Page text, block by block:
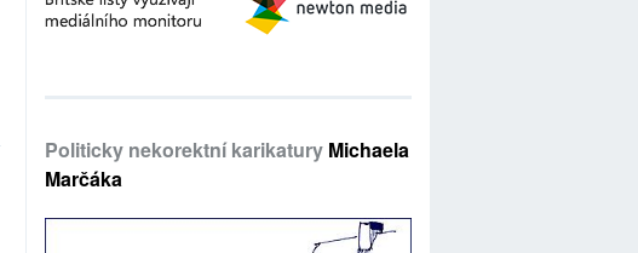
Politicky nekorektní karikatury Michaela
Marčáka